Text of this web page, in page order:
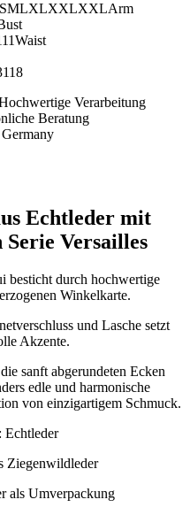
Verarbeitung
Beratung
Echtleder mit
Versailles
besticht durch hochwertige
Winkelkarte.
und Lasche setzt
Akzente.
sanft abgerundeten Ecken
edle und harmonische
von einzigartigem Schmuck.
Echtleder
Ziegenwildleder
als Umverpackung